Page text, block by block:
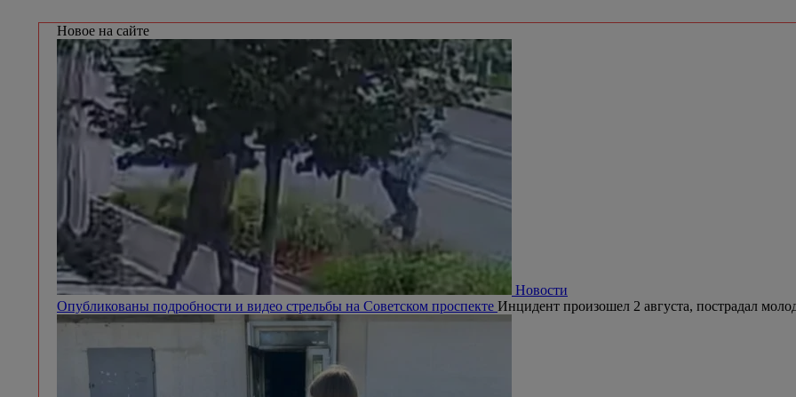
Новое на сайте
Новости
Опубликованы подробности и видео стрельбы на Советском проспекте Инцидент произошел 2 августа, пострадал